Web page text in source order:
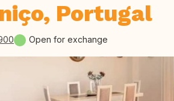
Portugal
Open for exchange